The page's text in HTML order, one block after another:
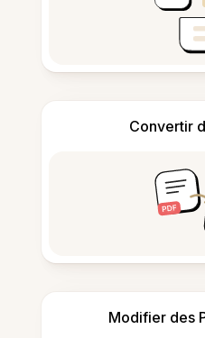
Convertir
Modifier des